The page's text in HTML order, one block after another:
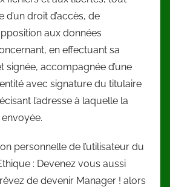
droit d’accès, de
aux données
en effectuant sa
signée, accompagnée d’une
avec signature du titulaire
l’adresse à laquelle la
personnelle de l’utilisateur du
: Devenez vous aussi
de devenir Manager ! alors